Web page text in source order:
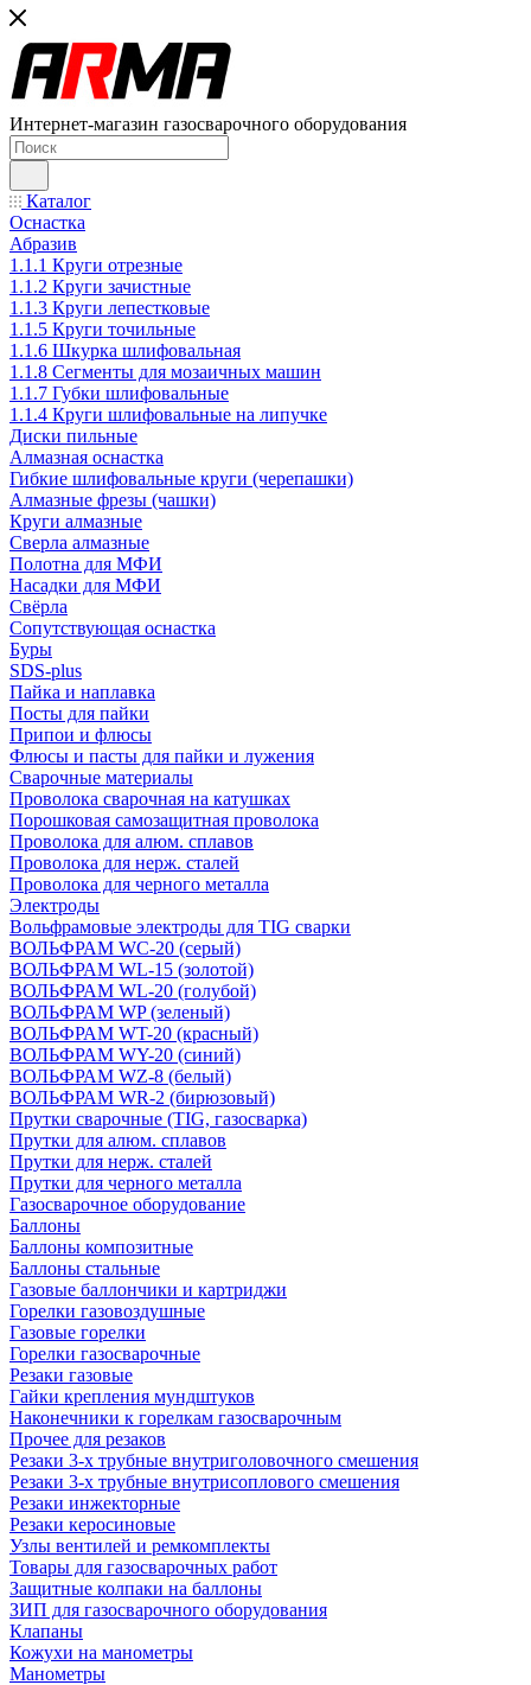
Интернет-магазин газосварочного оборудования
Каталог
Оснастка
Абразив
1.1.1 Круги отрезные
1.1.2 Круги зачистные
1.1.3 Круги лепестковые
1.1.5 Круги точильные
1.1.6 Шкурка шлифовальная
1.1.8 Сегменты для мозаичных машин
1.1.7 Губки шлифовальные
1.1.4 Круги шлифовальные на липучке
Диски пильные
Алмазная оснастка
Гибкие шлифовальные круги (черепашки)
Алмазные фрезы (чашки)
Круги алмазные
Сверла алмазные
Полотна для МФИ
Насадки для МФИ
Свёрла
Сопутствующая оснастка
Буры
SDS-plus
Пайка и наплавка
Посты для пайки
Припои и флюсы
Флюсы и пасты для пайки и лужения
Сварочные материалы
Проволока сварочная на катушках
Порошковая самозащитная проволока
Проволока для алюм. сплавов
Проволока для нерж. сталей
Проволока для черного металла
Электроды
Вольфрамовые электроды для TIG сварки
ВОЛЬФРАМ WC-20 (серый)
ВОЛЬФРАМ WL-15 (золотой)
ВОЛЬФРАМ WL-20 (голубой)
ВОЛЬФРАМ WP (зеленый)
ВОЛЬФРАМ WT-20 (красный)
ВОЛЬФРАМ WY-20 (синий)
ВОЛЬФРАМ WZ-8 (белый)
ВОЛЬФРАМ WR-2 (бирюзовый)
Прутки сварочные (TIG, газосварка)
Прутки для алюм. сплавов
Прутки для нерж. сталей
Прутки для черного металла
Газосварочное оборудование
Баллоны
Баллоны композитные
Баллоны стальные
Газовые баллончики и картриджи
Горелки газовоздушные
Газовые горелки
Горелки газосварочные
Резаки газовые
Гайки крепления мундштуков
Наконечники к горелкам газосварочным
Прочее для резаков
Резаки 3-х трубные внутриголовочного смешения
Резаки 3-х трубные внутрисоплового смешения
Резаки инжекторные
Резаки керосиновые
Узлы вентилей и ремкомплекты
Товары для газосварочных работ
Защитные колпаки на баллоны
ЗИП для газосварочного оборудования
Клапаны
Кожухи на манометры
Манометры